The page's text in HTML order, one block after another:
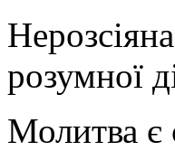
розумної
Молитва є